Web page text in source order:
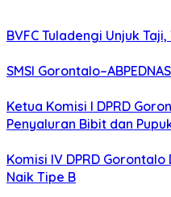
BVFC Tuladengi Unjuk
SMSI
Ketua Komisi I DPRD
Penyaluran Bibit dan
Komisi IV DPRD
Naik Tipe B